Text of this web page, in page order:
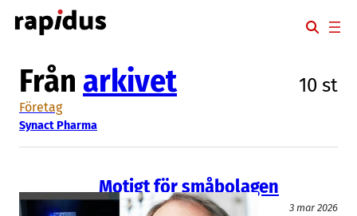
Hoppa
till
Från arkivet 10 st
Företag
Synact Pharma
Motigt för småbolagen
Aktier Finans/Riskkapital
3 mar 2026